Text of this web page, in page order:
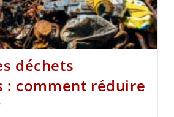
déchets
: comment réduire